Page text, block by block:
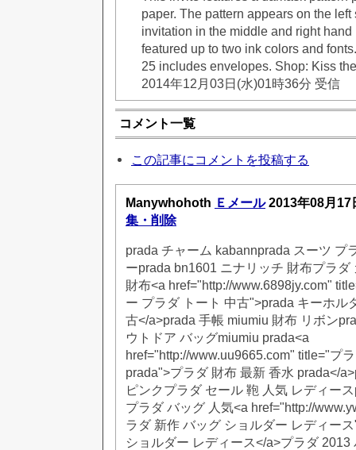
paper. The pattern appears on the
invitation in the middle and right
featured up to two ink colors and
25 includes envelopes. Shop: Kiss
2014年12月03日(水)01時36分 受信
コメント一覧
この記事にコメントを投稿する
Manywhohoth Ｅメール 2013年08月
集・削除
prada チャーム kabannprada スーツ プ
ーprada bn1601 ニナリッチ 財布プラダ
財布<a href="http://www.6898jy.com"
ー プラダ トート 中古">prada キーホル
古</a>prada 手帳 miumiu 財布 リボン
ウトドア バッグmiumiu prada<a
href="http://www.uu9665.com" title="プ
prada">プラダ 財布 最新 香水 prada</
ピンクプラダ セール 鞄 人気 レディー
プラダ バッグ 人気<a href="http://
ラダ 新作 バッグ ショルダー レディー
ショルダー レディース</a>プラダ 2013